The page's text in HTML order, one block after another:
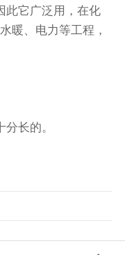
此它广泛用，在化
暖、电力等工程，
长的。